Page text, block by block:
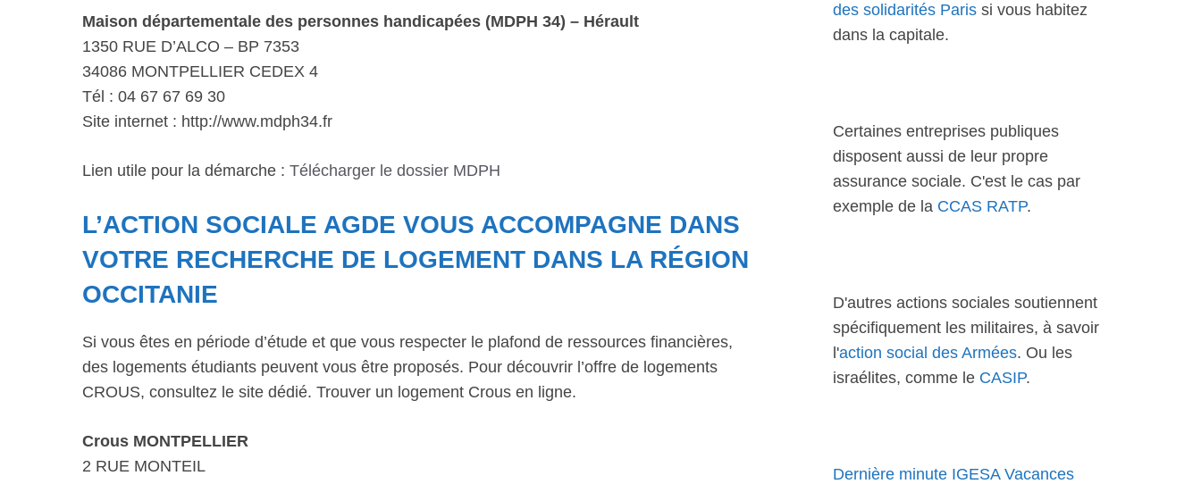
Maison départementale des personnes handicapées (MDPH 34) – Hérault
1350 RUE D’ALCO – BP 7353
34086 MONTPELLIER CEDEX 4
Tél : 04 67 67 69 30
Site internet : http://www.mdph34.fr
Lien utile pour la démarche : Télécharger le dossier MDPH
L’ACTION SOCIALE AGDE VOUS ACCOMPAGNE DANS
VOTRE RECHERCHE DE LOGEMENT DANS LA RÉGION
OCCITANIE
Si vous êtes en période d’étude et que vous respecter le plafond de ressources financières,
des logements étudiants peuvent vous être proposés. Pour découvrir l’offre de logements
CROUS, consultez le site dédié. Trouver un logement Crous en ligne.
Crous MONTPELLIER
2 RUE MONTEIL
des solidarités Paris si vous habitez
dans la capitale.
Certaines entreprises publiques
disposent aussi de leur propre
assurance sociale. C'est le cas par
exemple de la CCAS RATP.
D'autres actions sociales soutiennent
spécifiquement les militaires, à savoir
l'action social des Armées. Ou les
israélites, comme le CASIP.
Dernière minute IGESA Vacances